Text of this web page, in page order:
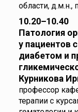
области, д.м.н.,
10.20–10.40
Патология
у пациентов
диабетом и
Курникова
профессор
терапии с